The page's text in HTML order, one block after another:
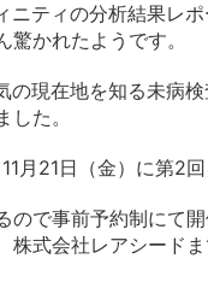
ニティの分析結果レ
かれたようです。
の現在地を知る未病
た。
月21日（金）に第2
ので事前予約制にて開
株式会社レアシードま